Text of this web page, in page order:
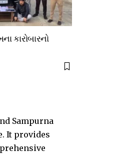
કારોબારનો
Sampurna
It provides